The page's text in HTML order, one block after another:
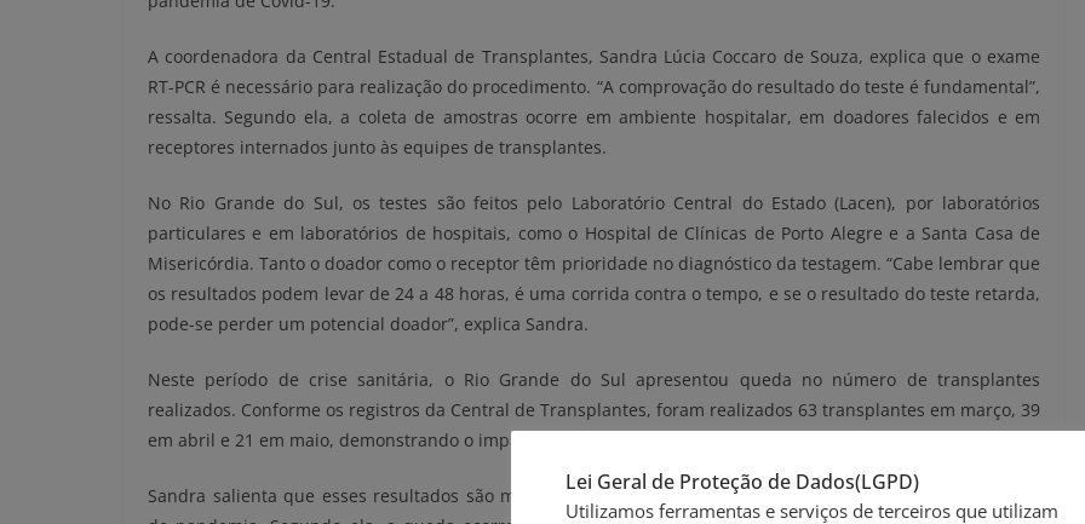
A coordenadora da Central Estadual de Transplantes, Sandra Lúcia Coccaro de Souza, explica que o exame
RT-PCR é necessário para realização do procedimento. “A comprovação do resultado do teste é fundamental”,
ressalta. Segundo ela, a coleta de amostras ocorre em ambiente hospitalar, em doadores falecidos e em
receptores internados junto às equipes de transplantes.
No Rio Grande do Sul, os testes são feitos pelo Laboratório Central do Estado (Lacen), por laboratórios
particulares e em laboratórios de hospitais, como o Hospital de Clínicas de Porto Alegre e a Santa Casa de
Misericórdia. Tanto o doador como o receptor têm prioridade no diagnóstico da testagem. “Cabe lembrar que
os resultados podem levar de 24 a 48 horas, é uma corrida contra o tempo, e se o resultado do teste retarda,
pode-se perder um potencial doador”, explica Sandra.
Neste período de crise sanitária, o Rio Grande do Sul apresentou queda no número de transplantes
realizados. Conforme os registros da Central de Transplantes, foram realizados 63 transplantes em março, 39
em abril e 21 em maio, demonstrando o impacto que o coronavírus trouxe.
Sandra salienta que esses resultados são muito preliminares, considerando que transcorreram três meses
Lei Geral de Proteção de Dados(LGPD)
Utilizamos ferramentas e serviços de terceiros que utilizam